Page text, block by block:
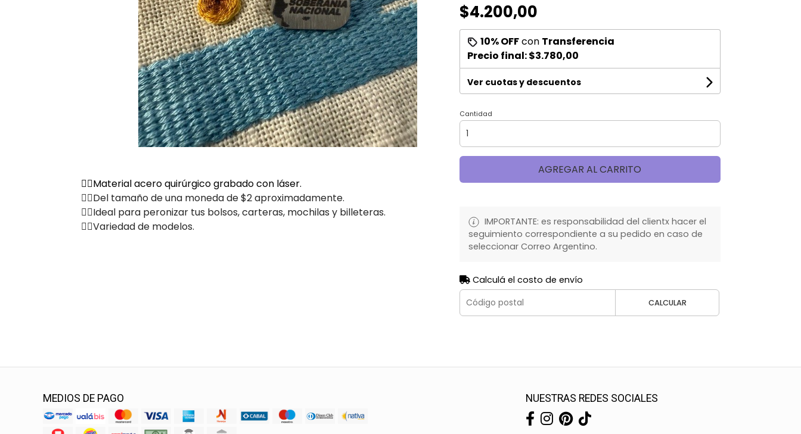
✌🏽Material acero quirúrgico grabado con láser.
✌🏽Del tamaño de una moneda de $2 aproximadamente.
✌🏽Ideal para peronizar tus bolsos, carteras, mochilas y billeteras.
✌🏽Variedad de modelos.
$4.200,00
10% OFFcon Transferencia
Precio final:$3.780,00
Ver cuotas y descuentos
Cantidad
AGREGAR AL CARRITO
IMPORTANTE: es responsabilidad del clientx hacer el
seguimiento correspondiente a su pedido en caso de
seleccionar Correo Argentino.
Calculá el costo de envío
CALCULAR
MEDIOS DE PAGO NUESTRAS REDES SOCIALES